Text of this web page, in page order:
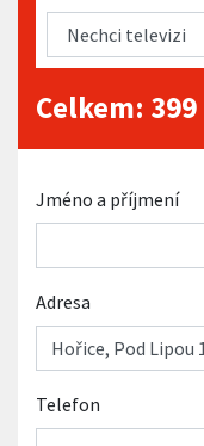
Celkem: 399
Jméno a příjmení
Adresa
Telefon